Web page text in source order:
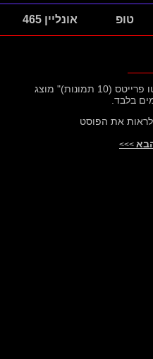
טופ אונליין 465
פוסט "חתיך רנאטו פרייטס (10 תמונות)" מוצג
בלבד.
לראות את הפוסט
>>>